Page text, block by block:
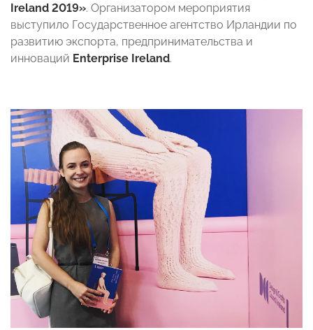
Ireland 2019». Организатором мероприятия
выступило Государственное агентство Ирландии по
развитию экспорта, предпринимательства и
инноваций Enterprise Ireland.